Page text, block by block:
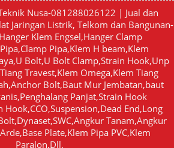
Nusa-081288026122 | Jual dan
Jaringan Listrik, Telkom dan Bangunan-
Klem Engsel,Hanger Clamp
Pipa,Klem H beam,Klem
Bolt,U Bolt Clamp,Strain Hook,Unp
Travest,Klem Omega,Klem Tiang
Bolt,Baut Mur Jembatan,baut
Panjat,Strain Hook
Hook,CCO,Suspension,Dead End,Long
Tanam,Angkur
Plate,Klem Pipa PVC,Klem
Paralon,Dll.